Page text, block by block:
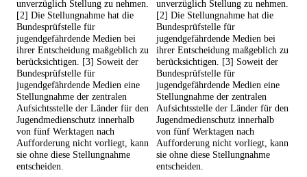
unverzüglich Stellung zu nehmen.
[2] Die Stellungnahme hat die
Bundesprüfstelle für
jugendgefährdende Medien bei
ihrer Entscheidung maßgeblich zu
berücksichtigen. [3] Soweit der
Bundesprüfstelle für
jugendgefährdende Medien eine
Stellungnahme der zentralen
Aufsichtsstelle der Länder für den
Jugendmedienschutz innerhalb
von fünf Werktagen nach
Aufforderung nicht vorliegt, kann
sie ohne diese Stellungnahme
entscheiden.
unverzüglich Stellung zu nehmen.
[2] Die Stellungnahme hat die
Bundesprüfstelle für
jugendgefährdende Medien bei
ihrer Entscheidung maßgeblich zu
berücksichtigen. [3] Soweit der
Bundesprüfstelle für
jugendgefährdende Medien eine
Stellungnahme der zentralen
Aufsichtsstelle der Länder für den
Jugendmedienschutz innerhalb
von fünf Werktagen nach
Aufforderung nicht vorliegt, kann
sie ohne diese Stellungnahme
entscheiden.